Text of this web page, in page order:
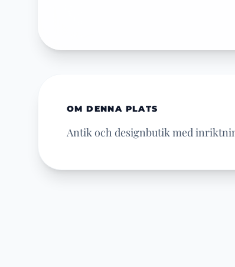
OM DENNA PLATS
Antik och designbutik med